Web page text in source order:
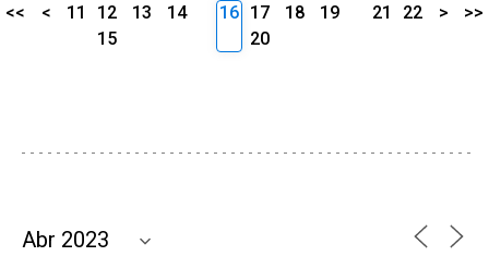
<< < 11 12 13
14
15
16 17 18
19
20
21 22 > >>